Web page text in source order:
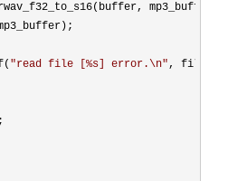
mp3_buffer,
"read file [%s] error.\n"